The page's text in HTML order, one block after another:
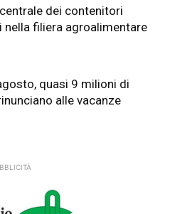
dei contenitori
nella filiera agroalimentare
quasi 9 milioni di
alle vacanze